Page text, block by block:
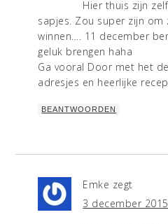
Hier thuis zijn
sapjes. Zou super zijn om
winnen…. 11 december
geluk brengen haha
Ga vooral Door met het
adresjes en heerlijke
BEANTWOORDEN
Emke zegt
3 december